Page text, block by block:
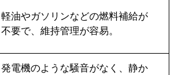
軽油やガソリンなどの燃料補給が
不要で、維持管理が容易。
発電機のような騒音がなく、静か